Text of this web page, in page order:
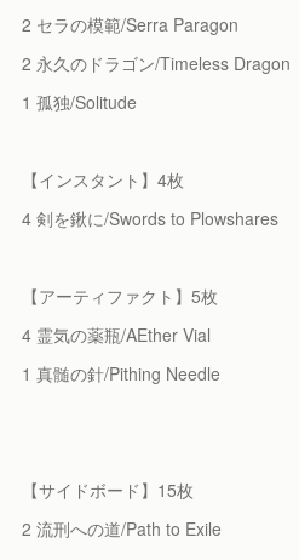
2 セラの模範/Serra Paragon
2 永久のドラゴン/Timeless Dragon
1 孤独/Solitude
【インスタント】4枚
4 剣を鍬に/Swords to Plowshares
【アーティファクト】5枚
4 霊気の薬瓶/AEther Vial
1 真髄の針/Pithing Needle
【サイドボード】15枚
2 流刑への道/Path to Exile